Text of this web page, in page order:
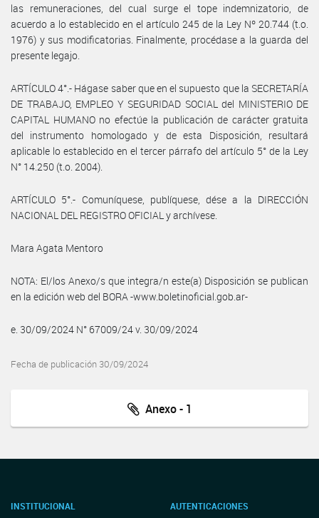
las remuneraciones, del cual surge el tope indemnizatorio, de
acuerdo a lo establecido en el artículo 245 de la Ley Nº 20.744 (t.o.
1976) y sus modificatorias. Finalmente, procédase a la guarda del
presente legajo.
ARTÍCULO 4°.- Hágase saber que en el supuesto que la SECRETARÍA
DE TRABAJO, EMPLEO Y SEGURIDAD SOCIAL del MINISTERIO DE
CAPITAL HUMANO no efectúe la publicación de carácter gratuita
del instrumento homologado y de esta Disposición, resultará
aplicable lo establecido en el tercer párrafo del artículo 5° de la Ley
N° 14.250 (t.o. 2004).
ARTÍCULO 5°.- Comuníquese, publíquese, dése a la DIRECCIÓN
NACIONAL DEL REGISTRO OFICIAL y archívese.
Mara Agata Mentoro
NOTA: El/los Anexo/s que integra/n este(a) Disposición se publican
en la edición web del BORA -www.boletinoficial.gob.ar-
e. 30/09/2024 N° 67009/24 v. 30/09/2024
Fecha de publicación 30/09/2024
Anexo - 1
INSTITUCIONAL AUTENTICACIONES